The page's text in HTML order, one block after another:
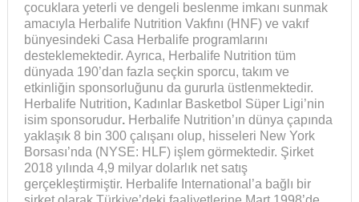
çocuklara yeterli ve dengeli beslenme imkanı sunmak
amacıyla Herbalife Nutrition Vakfını (HNF) ve vakıf
bünyesindeki Casa Herbalife programlarını
desteklemektedir. Ayrıca, Herbalife Nutrition tüm
dünyada 190’dan fazla seçkin sporcu, takım ve
etkinliğin sponsorluğunu da gururla üstlenmektedir.
Herbalife Nutrition,Kadınlar Basketbol Süper Ligi’nin
isim sponsorudur. Herbalife Nutrition’ın dünya çapında
yaklaşık 8 bin 300 çalışanı olup, hisseleri New York
Borsası’nda (NYSE: HLF) işlem görmektedir. Şirket
2018 yılında 4,9 milyar dolarlık net satış
gerçekleştirmiştir. Herbalife International’a bağlı bir